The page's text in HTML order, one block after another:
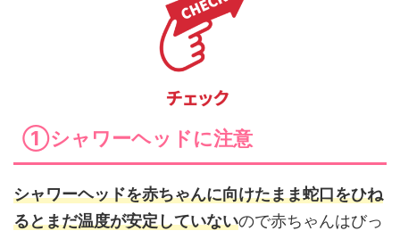
①シャワーヘッドに注意
シャワーヘッドを赤ちゃんに向けたまま蛇口をひね
るとまだ温度が安定していないので赤ちゃんはびっ